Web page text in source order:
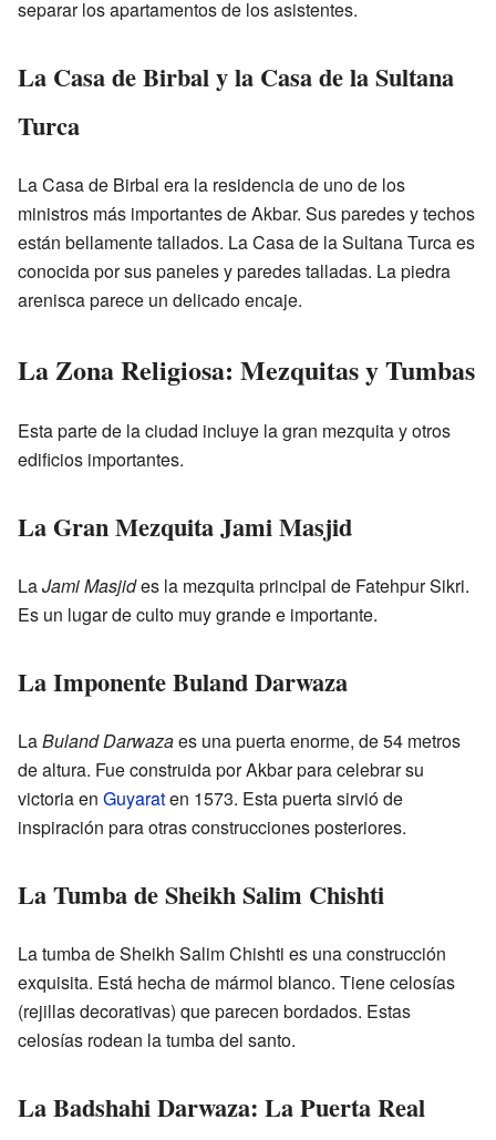
separar los apartamentos de los asistentes.
La Casa de Birbal y la Casa de la Sultana
Turca
La Casa de Birbal era la residencia de uno de los
ministros más importantes de Akbar. Sus paredes y techos
están bellamente tallados. La Casa de la Sultana Turca es
conocida por sus paneles y paredes talladas. La piedra
arenisca parece un delicado encaje.
La Zona Religiosa: Mezquitas y Tumbas
Esta parte de la ciudad incluye la gran mezquita y otros
edificios importantes.
La Gran Mezquita Jami Masjid
LaJami Masjides la mezquita principal de Fatehpur Sikri.
Es un lugar de culto muy grande e importante.
La Imponente Buland Darwaza
LaBuland Darwazaes una puerta enorme, de 54 metros
de altura. Fue construida por Akbar para celebrar su
victoria en Guyaraten 1573. Esta puerta sirvió de
inspiración para otras construcciones posteriores.
La Tumba de Sheikh Salim Chishti
La tumba de Sheikh Salim Chishti es una construcción
exquisita. Está hecha de mármol blanco. Tiene celosías
(rejillas decorativas) que parecen bordados. Estas
celosías rodean la tumba del santo.
La Badshahi Darwaza: La Puerta Real